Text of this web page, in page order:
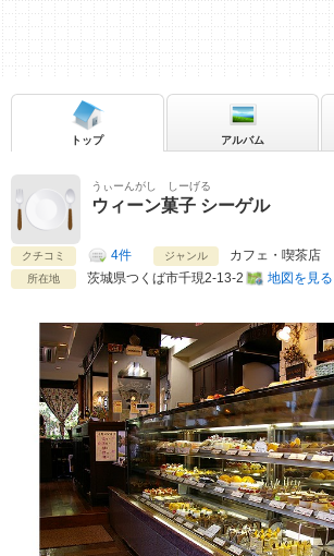
うぃーんがし しーげる
ウィーン菓子 シーゲル
クチコミ 4件 ジャンル カフェ・喫茶店
所在地 茨城県つくば市千現2-13-2 地図を見る
トップ アルバム